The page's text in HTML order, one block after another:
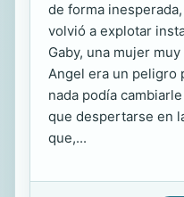
de forma
volvió a explotar
Gaby, una mujer
Angel era un peligro
nada podía
que despertarse en
que,...